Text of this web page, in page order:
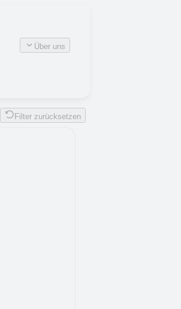
Über uns
Filter zurücksetzen